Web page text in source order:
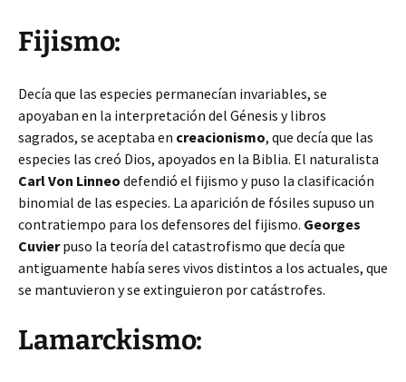
Fijismo:
Decía que las especies permanecían invariables, se
apoyaban en la interpretación del Génesis y libros
sagrados, se aceptaba en creacionismo, que decía que las
especies las creó Dios, apoyados en la Biblia. El naturalista
Carl Von Linneo defendió el fijismo y puso la clasificación
binomial de las especies. La aparición de fósiles supuso un
contratiempo para los defensores del fijismo. Georges
Cuvierpuso la teoría del catastrofismo que decía que
antiguamente había seres vivos distintos a los actuales, que
se mantuvieron y se extinguieron por catástrofes.
Lamarckismo: